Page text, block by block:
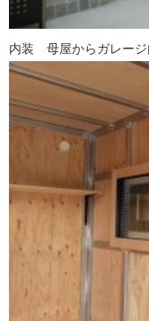
内装 母屋からガレージ